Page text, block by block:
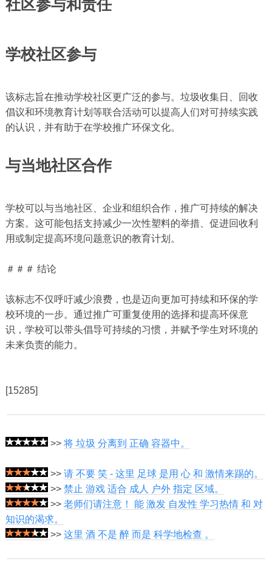
社区参与和责任
学校社区参与
该标志旨在推动学校社区更广泛的参与。垃圾收集日、回收
倡议和环境教育计划等联合活动可以提高人们对可持续实践
的认识，并有助于在学校推广环保文化。
与当地社区合作
学校可以与当地社区、企业和组织合作，推广可持续的解决
方案。这可能包括支持减少一次性塑料的举措、促进回收利
用或制定提高环境问题意识的教育计划。
＃＃＃ 结论
该标志不仅呼吁减少浪费，也是迈向更加可持续和环保的学
校环境的一步。通过推广可重复使用的选择和提高环保意
识，学校可以带头倡导可持续的习惯，并赋予学生对环境的
未来负责的能力。
[15285]
>> 将 垃圾 分离到 正确 容器中。
>> 请 不要 笑 - 这里 足球 是用 心 和 激情来踢的。
>> 禁止 游戏 适合 成人 户外 指定 区域。
>> 老师们请注意！ 能 激发 自发性 学习热情 和 对
知识的渴求。
>> 这里 酒 不是 醉 而是 科学地检查 。